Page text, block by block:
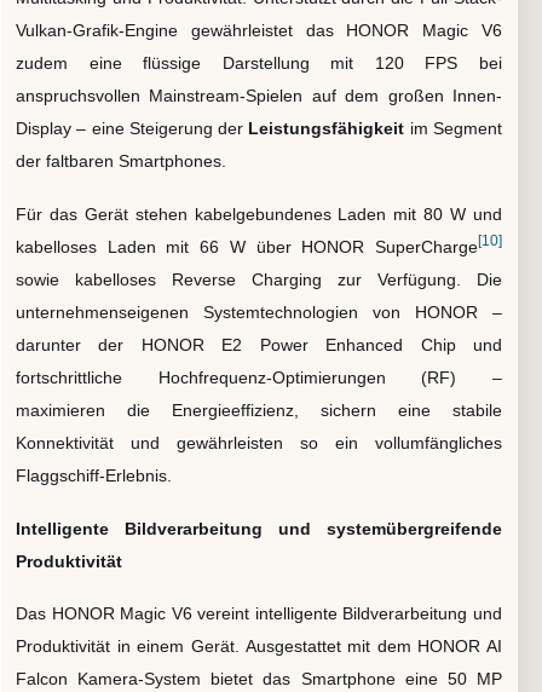
Vulkan-Grafik-Engine gewährleistet das HONOR Magic V6
zudem eine flüssige Darstellung mit 120 FPS bei
anspruchsvollen Mainstream-Spielen auf dem großen Innen-
Display – eine Steigerung der Leistungsfähigkeit im Segment
der faltbaren Smartphones.
Für das Gerät stehen kabelgebundenes Laden mit 80 W und
kabelloses Laden mit 66 W über HONOR SuperCharge[10]
sowie kabelloses Reverse Charging zur Verfügung. Die
unternehmenseigenen Systemtechnologien von HONOR –
darunter der HONOR E2 Power Enhanced Chip und
fortschrittliche Hochfrequenz-Optimierungen (RF) –
maximieren die Energieeffizienz, sichern eine stabile
Konnektivität und gewährleisten so ein vollumfängliches
Flaggschiff-Erlebnis.
Intelligente Bildverarbeitung und systemübergreifende
Produktivität
Das HONOR Magic V6 vereint intelligente Bildverarbeitung und
Produktivität in einem Gerät. Ausgestattet mit dem HONOR AI
Falcon Kamera-System bietet das Smartphone eine 50 MP